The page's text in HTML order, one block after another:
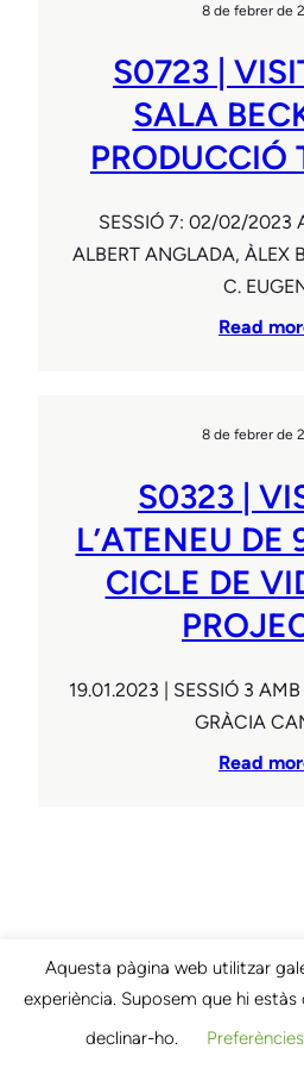
8 de febrer de
S0723 |
SALA
PRODUCCIÓ
SESSIÓ 7: 02/02/2023
ALBERT ANGLADA, ÀLEX
C.
Read
8 de febrer de
S0323 |
L’ATENEU DE
CICLE DE
19.01.2023 | SESSIÓ 3
GRÀCIA
Read
Aquesta pàgina web utilitzar
experiència. Suposem que hi
declinar-ho.
Preferències